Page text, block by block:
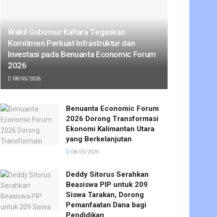
Wakil Gubernur Kaltara Tegaskan
Komitmen Perkuat Infrastruktur dan
Investasi pada Benuanta Economic Forum
2026
08/05/2026
Benuanta Economic Forum
2026 Dorong Transformasi
Ekonomi Kalimantan Utara
yang Berkelanjutan
08/05/2026
Deddy Sitorus Serahkan
Beasiswa PIP untuk 209
Siswa Tarakan, Dorong
Pemanfaatan Dana bagi
Pendidikan